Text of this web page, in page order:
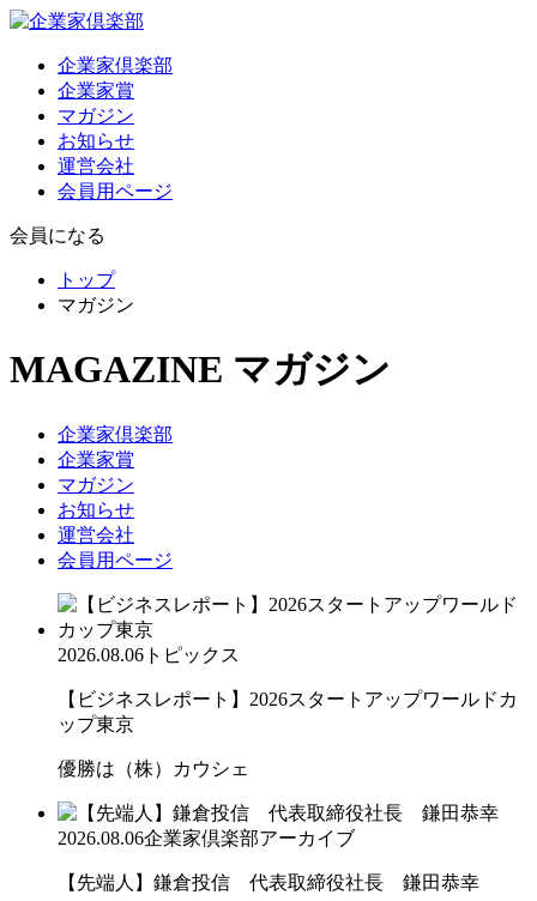
企業家倶楽部
企業家賞
マガジン
お知らせ
運営会社
会員用ページ
会員になる
トップ
マガジン
MAGAZINE マガジン
企業家倶楽部
企業家賞
マガジン
お知らせ
運営会社
会員用ページ
2026.08.06 トピックス
【ビジネスレポート】2026スタートアップワールドカ
ップ東京
優勝は（株）カウシェ
2026.08.06企業家倶楽部アーカイブ
【先端人】鎌倉投信 代表取締役社長 鎌田恭幸